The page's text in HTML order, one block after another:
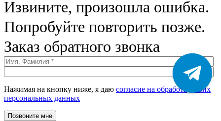
Извините, произошла ошибка.
Попробуйте повторить позже.
Заказ обратного звонка
Нажимая на кнопку ниже, я даю согласие на обработку моих
персональных данных
Позвоните мне